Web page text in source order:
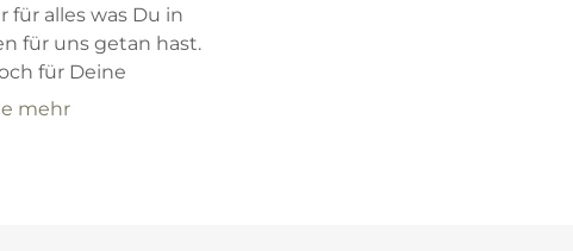
für alles was Du in
für uns getan hast.
für Deine
mehr